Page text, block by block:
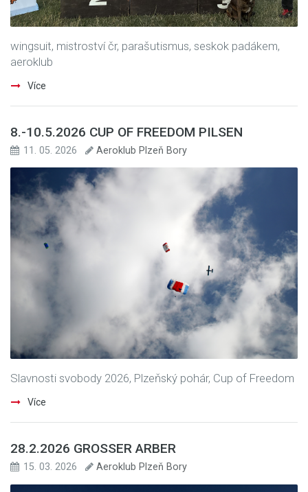
wingsuit, mistroství čr, parašutismus, seskok padákem,
aeroklub
Více
8.-10.5.2026 CUP OF FREEDOM PILSEN
11. 05. 2026 Aeroklub Plzeň Bory
Slavnosti svobody 2026, Plzeňský pohár, Cup of Freedom
Více
28.2.2026 GROSSER ARBER
15. 03. 2026 Aeroklub Plzeň Bory